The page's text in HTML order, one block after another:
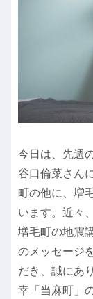
今日は、先週
谷口倫菜さん
町の他に、増
います。近々
増毛町の地震
のメッセージ
だき、誠にあ
幸「当麻町」